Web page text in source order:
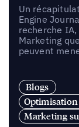
Un
Engine
recherche
Marketing
peuvent
Blogs
Optimisation
Marketing